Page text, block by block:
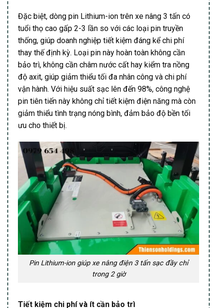
Đặc biệt, dòng pin Lithium-ion trên xe nâng 3 tấn có
tuổi thọ cao gấp 2-3 lần so với các loại pin truyền
thống, giúp doanh nghiệp tiết kiệm đáng kể chi phí
thay thế định kỳ. Loại pin này hoàn toàn không cần
bảo trì, không cần châm nước cất hay kiểm tra nồng
độ axit, giúp giảm thiểu tối đa nhân công và chi phí
vận hành. Với hiệu suất sạc lên đến 98%, công nghệ
pin tiên tiến này không chỉ tiết kiệm điện năng mà còn
giảm thiểu tình trạng nóng bình, đảm bảo độ bền tối
ưu cho thiết bị.
Pin Lithium-ion giúp xe nâng điện 3 tấn sạc đầy chỉ
trong 2 giờ
Tiết kiệm chi phí và ít cần bảo trì